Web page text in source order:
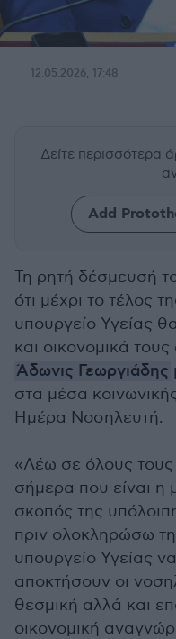
12.05.2026, 17:48
Δείτε περισσότερα
Add
Τη ρητή δέσμευσή
ότι μέχρι το τέλος
υπουργείο Υγείας
και οικονομικά
Άδωνις Γεωργιάδης
στα μέσα
Ημέρα Νοσηλευτή.
«Λέω σε όλους
σήμερα που είναι η
σκοπός της
πριν ολοκληρώσω
υπουργείο Υγείας
αποκτήσουν οι
θεσμική αλλά και
οικονομική